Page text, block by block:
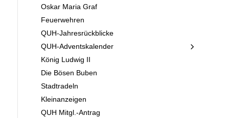
Oskar Maria Graf
Feuerwehren
QUH-Jahresrückblicke
QUH-Adventskalender
König Ludwig II
Die Bösen Buben
Stadtradeln
Kleinanzeigen
QUH Mitgl.-Antrag